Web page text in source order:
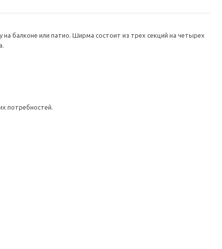
балконе или патио. Ширма состоит из трех секций на четырех
потребностей.